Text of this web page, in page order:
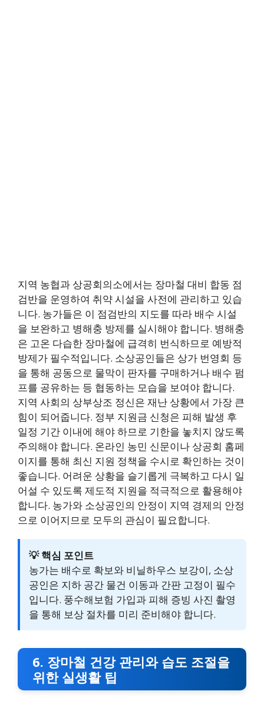
지역 농협과 상공회의소에서는 장마철 대비 합동 점
검반을 운영하여 취약 시설을 사전에 관리하고 있습
니다. 농가들은 이 점검반의 지도를 따라 배수 시설
을 보완하고 병해충 방제를 실시해야 합니다. 병해충
은 고온 다습한 장마철에 급격히 번식하므로 예방적
방제가 필수적입니다. 소상공인들은 상가 번영회 등
을 통해 공동으로 물막이 판자를 구매하거나 배수 펌
프를 공유하는 등 협동하는 모습을 보여야 합니다.
지역 사회의 상부상조 정신은 재난 상황에서 가장 큰
힘이 되어줍니다. 정부 지원금 신청은 피해 발생 후
일정 기간 이내에 해야 하므로 기한을 놓치지 않도록
주의해야 합니다. 온라인 농민 신문이나 상공회 홈페
이지를 통해 최신 지원 정책을 수시로 확인하는 것이
좋습니다. 어려운 상황을 슬기롭게 극복하고 다시 일
어설 수 있도록 제도적 지원을 적극적으로 활용해야
합니다. 농가와 소상공인의 안정이 지역 경제의 안정
으로 이어지므로 모두의 관심이 필요합니다.
💡 핵심 포인트
농가는 배수로 확보와 비닐하우스 보강이, 소상
공인은 지하 공간 물건 이동과 간판 고정이 필수
입니다. 풍수해보험 가입과 피해 증빙 사진 촬영
을 통해 보상 절차를 미리 준비해야 합니다.
6. 장마철 건강 관리와 습도 조절을
위한 실생활 팁